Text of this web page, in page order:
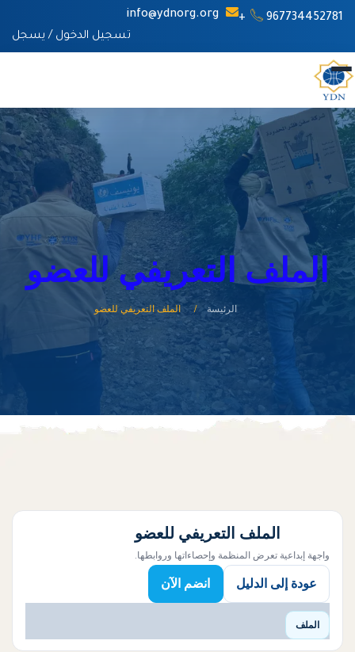
967734452781+
info@ydnorg.org
تسجيل الدخول / يسجل
الملف التعريفي للعضو
الرئيسة الملف التعريفي للعضو
الملف التعريفي للعضو
واجهة إبداعية تعرض المنظمة وإحصاءاتها وروابطها.
عودة إلى الدليل انضم الآن
الملف